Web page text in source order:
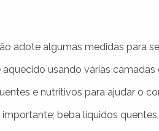
adote algumas medidas para
aquecido usando várias camadas
e nutritivos para ajudar o
beba líquidos quentes.